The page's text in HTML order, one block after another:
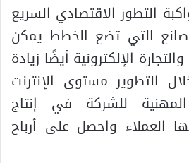
التطور الاقتصادي السريع
التي تضع الخطط يمكن
الإلكترونية أيضًا زيادة
التطوير مستوى الإنترنت
للشركة في إنتاج
العملاء واحصل على أرباح